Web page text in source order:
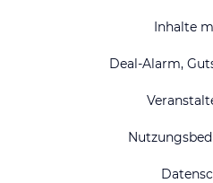
Inhalte
Deal-Alarm,